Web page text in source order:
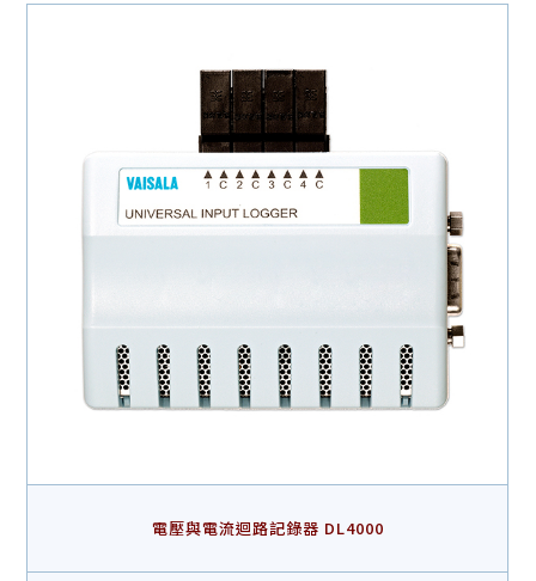
電壓與電流迴路記錄器 DL4000